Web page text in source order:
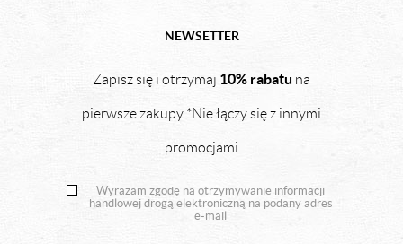
NEWSETTER
Zapisz się i otrzymaj 10% rabatu na
pierwsze zakupy *Nie łączy się z innymi
promocjami
Wyrażam zgodę na otrzymywanie informacji
handlowej drogą elektroniczną na podany adres
e-mail